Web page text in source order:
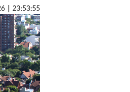
| 23:53:56